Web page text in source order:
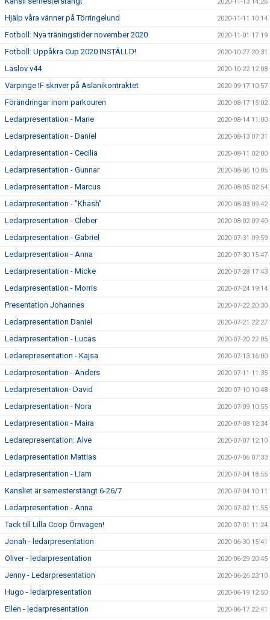
Hjälp våra vänner på Törringelund 2020-11-11 10:14
Fotboll: Nya träningstider november 2020 2020-11-01 17:19
Fotboll: Uppåkra Cup 2020 INSTÄLLD! 2020-10-27 20:31
Läslov v44 2020-10-22 12:08
Värpinge IF skriver på Aslanikontraktet 2020-09-17 10:57
Förändringar inom parkouren 2020-08-17 15:02
Ledarpresentation - Marie 2020-08-14 11:00
Ledarpresentation - Daniel 2020-08-13 07:31
Ledarpresentation - Cecilia 2020-08-11 02:00
Ledarpresentation - Gunnar 2020-08-06 10:05
Ledarpresentation - Marcus 2020-08-05 02:54
Ledarpresentation - ”Khash” 2020-08-03 09:42
Ledarpresentation - Cleber 2020-08-02 09:40
Ledarpresentation - Gabriel 2020-07-31 09:59
Ledarpresentation - Anna 2020-07-30 15:47
Ledarpresentation - Micke 2020-07-28 17:43
Ledarpresentation - Morris 2020-07-24 19:14
Presentation Johannes 2020-07-22 20:30
Ledarpresentation Daniel 2020-07-21 22:27
Ledarpresentation - Lucas 2020-07-20 22:05
Ledarepresentation - Kajsa 2020-07-13 16:00
Ledarpresentation - Anders 2020-07-11 11:35
Ledarpresentation- David 2020-07-10 10:48
Ledarpresentation - Nora 2020-07-09 10:55
Ledarpresentation - Maira 2020-07-08 12:34
Ledarepresentation: Alve 2020-07-07 12:10
Ledarpresentation Mattias 2020-07-06 07:33
Ledarpresentation - Liam 2020-07-04 18:55
Kansliet är semesterstängt 6-26/7 2020-07-04 10:11
Ledarpresentation - Anna 2020-07-02 11:55
Tack till Lilla Coop Örnvägen! 2020-07-01 11:24
Jonah - ledarpresentation 2020-06-30 15:41
Oliver - ledarpresentation 2020-06-29 20:45
Jenny - Ledarpresentation 2020-06-26 23:10
Hugo - ledarpresentation 2020-06-19 12:50
Ellen - ledarpresentation 2020-06-17 22:41